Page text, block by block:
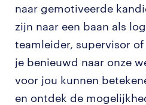
naar gemotiveerde
zijn naar een baan als
teamleider, supervisor
je benieuwd naar onze
voor jou kunnen
en ontdek de